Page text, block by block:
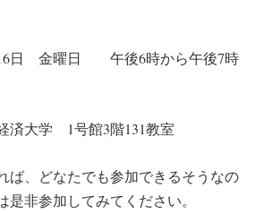
金曜日 午後6時から午後7時
学 1号館3階131教室
ば、どなたでも参加できるそうなの
是非参加してみてください。